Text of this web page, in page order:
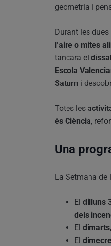
geometria i
Durant les
l’aire o mites
tancarà el
Escola
Saturn i
Totes les
és Ciència,
Una
La Setmana
El dilluns
dels
El dimarts
El